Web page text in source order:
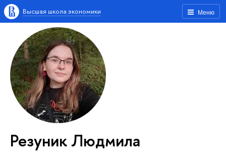
Меню
Высшая школа экономики
Резуник Людмила